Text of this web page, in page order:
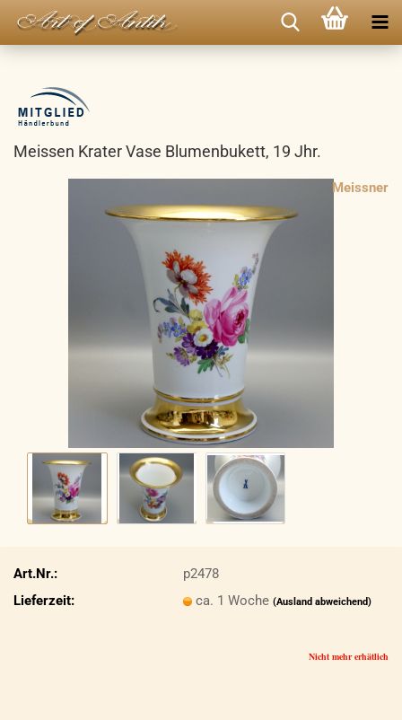
Meissen Krater Vase Blumenbukett, 19 Jhr.
Meissner
Art.Nr.:
p2478
Lieferzeit:
ca. 1 Woche(Ausland abweichend)
Nicht mehr erhätlich